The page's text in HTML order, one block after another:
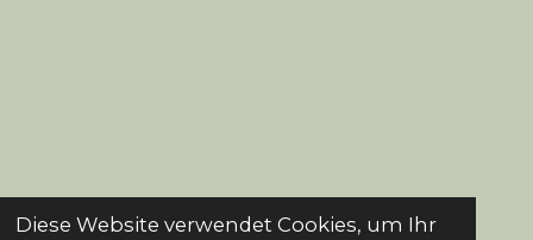
Diese Website verwendet Cookies, um Ihr